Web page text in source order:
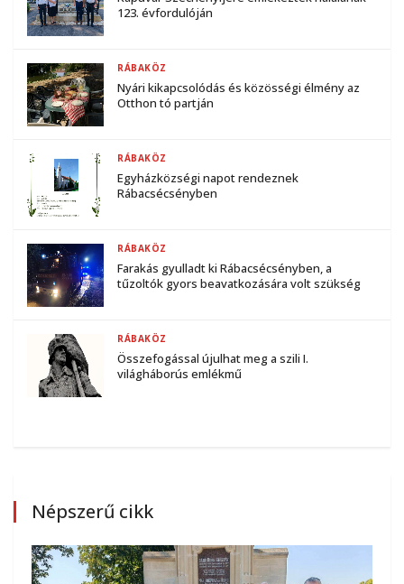
123. évfordulóján
Nyári kikapcsolódás és közösségi élmény az
Otthon tó partján
RÁBAKÖZ
Egyházközségi napot rendeznek
Rábacsécsényben
RÁBAKÖZ
Farakás gyulladt ki Rábacsécsényben, a
tűzoltók gyors beavatkozására volt szükség
RÁBAKÖZ
Összefogással újulhat meg a szili I.
világháborús emlékmű
RÁBAKÖZ
Népszerű cikk